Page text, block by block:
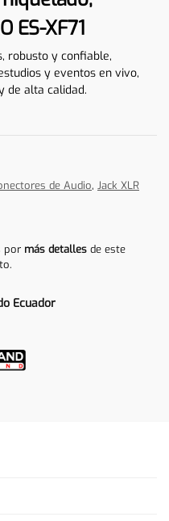
ES-XF71
robusto y confiable,
y eventos en vivo,
de alta calidad.
de Audio, Jack XLR
por más detallesde este
Ecuador